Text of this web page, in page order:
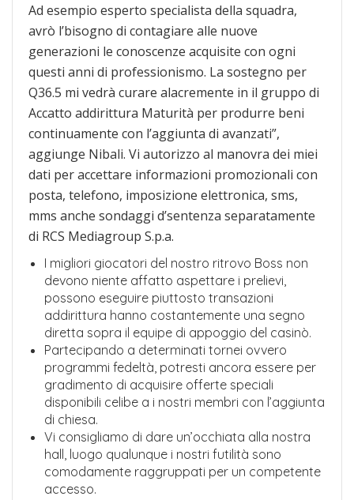
Ad esempio esperto specialista della squadra,
avrò l’bisogno di contagiare alle nuove
generazioni le conoscenze acquisite con ogni
questi anni di professionismo. La sostegno per
Q36.5 mi vedrà curare alacremente in il gruppo di
Accatto addirittura Maturità per produrre beni
continuamente con l’aggiunta di avanzati”,
aggiunge Nibali. Vi autorizzo al manovra dei miei
dati per accettare informazioni promozionali con
posta, telefono, imposizione elettronica, sms,
mms anche sondaggi d’sentenza separatamente
di RCS Mediagroup S.p.a.
I migliori giocatori del nostro ritrovo Boss non
devono niente affatto aspettare i prelievi,
possono eseguire piuttosto transazioni
addirittura hanno costantemente una segno
diretta sopra il equipe di appoggio del casinò.
Partecipando a determinati tornei ovvero
programmi fedeltà, potresti ancora essere per
gradimento di acquisire offerte speciali
disponibili celibe a i nostri membri con l’aggiunta
di chiesa.
Vi consigliamo di dare un’occhiata alla nostra
hall, luogo qualunque i nostri futilità sono
comodamente raggruppati per un competente
accesso.